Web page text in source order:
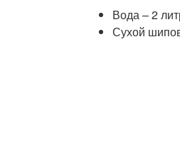
Вода – 2
Сухой